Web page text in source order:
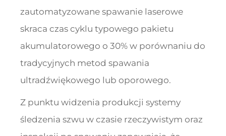
zautomatyzowane spawanie laserowe
skraca czas cyklu typowego pakietu
akumulatorowego o 30% w porównaniu do
tradycyjnych metod spawania
ultradźwiękowego lub oporowego.
Z punktu widzenia produkcji systemy
śledzenia szwu w czasie rzeczywistym oraz